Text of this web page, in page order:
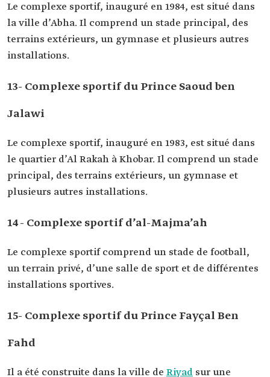
Le complexe sportif, inauguré en 1984, est situé dans
la ville d’Abha. Il comprend un stade principal, des
terrains extérieurs, un gymnase et plusieurs autres
installations.
13- Complexe sportif du Prince Saoud ben
Jalawi
Le complexe sportif, inauguré en 1983, est situé dans
le quartier d’Al Rakah à Khobar. Il comprend un stade
principal, des terrains extérieurs, un gymnase et
plusieurs autres installations.
14- Complexe sportif d’al-Majma’ah
Le complexe sportif comprend un stade de football,
un terrain privé, d’une salle de sport et de différentes
installations sportives.
15- Complexe sportif du Prince Fayçal Ben
Fahd
Il a été construite dans la ville de Riyad sur une